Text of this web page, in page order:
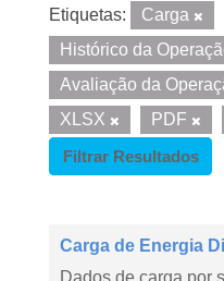
Etiquetas: Carga
Histórico da
Avaliação da
XLSX
PDF
Filtrar Resultados
Carga de Energia
Dados de carga por